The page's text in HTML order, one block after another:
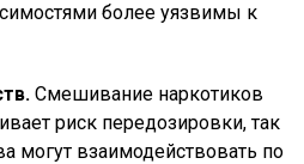
более уязвимы к
Смешивание наркотиков
риск передозировки, так
могут взаимодействовать по